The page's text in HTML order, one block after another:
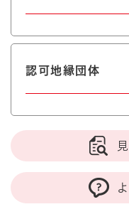
認可地縁団体